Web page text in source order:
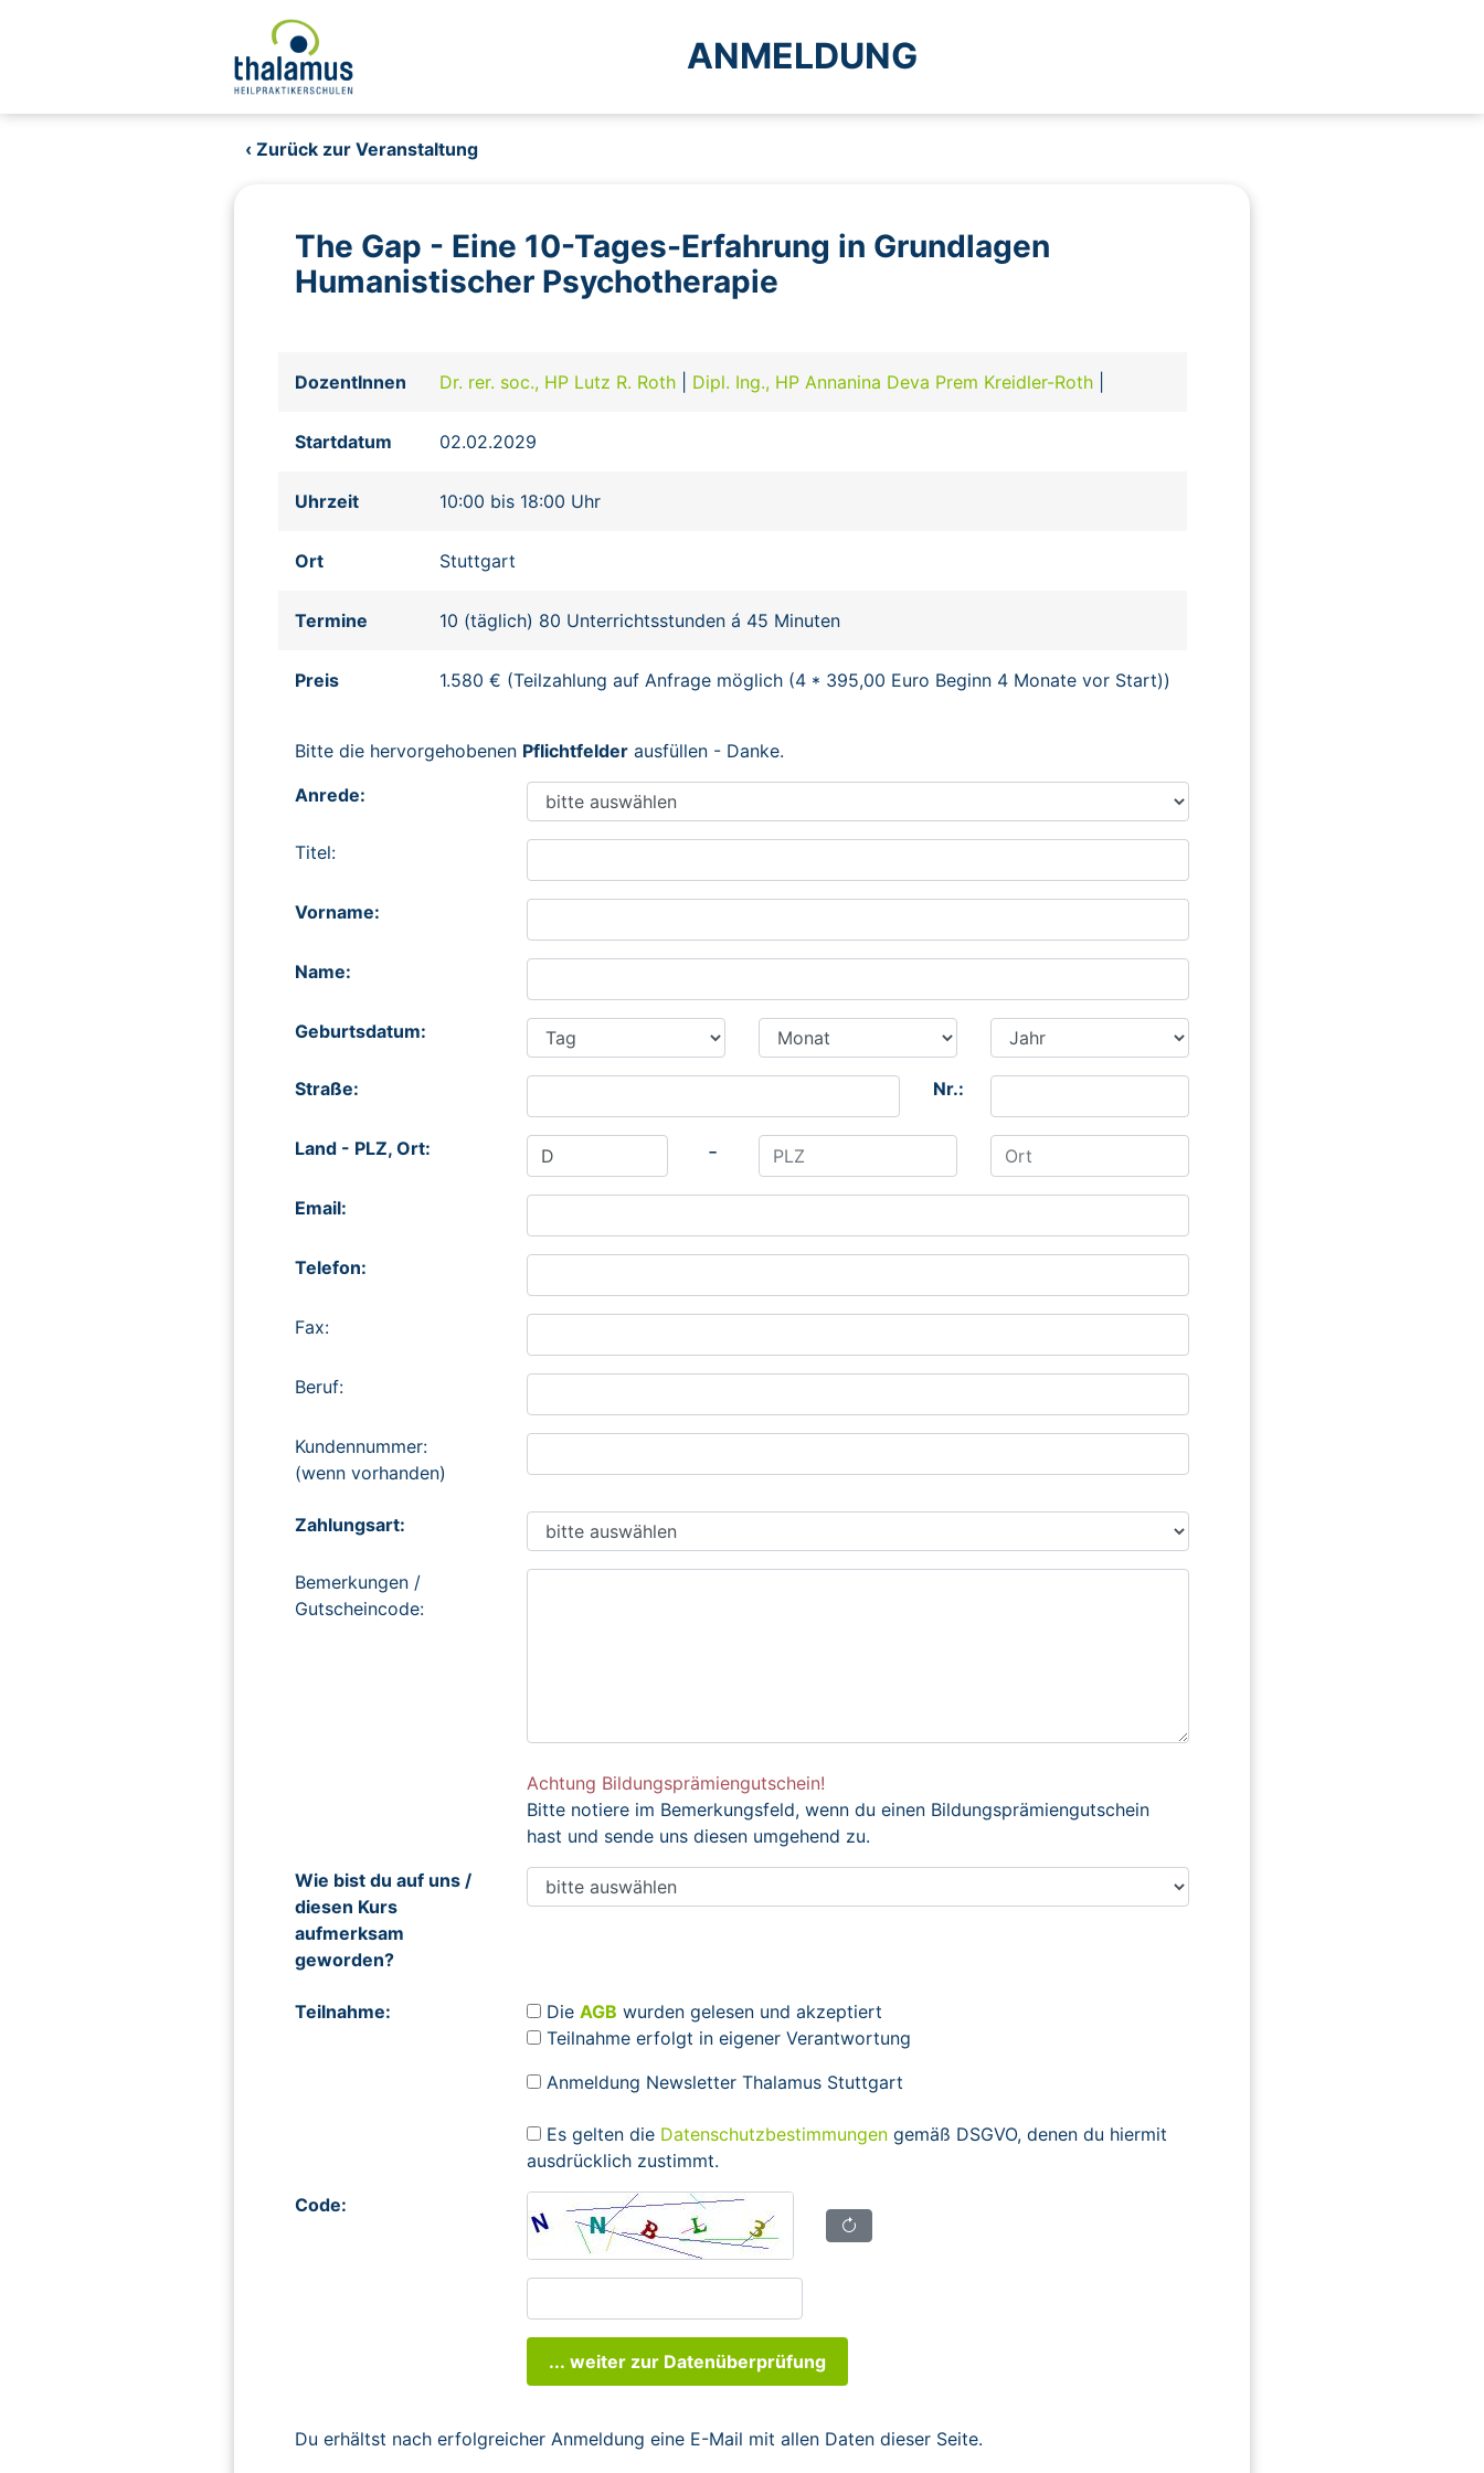
ANMELDUNG
‹ Zurück zur Veranstaltung
The Gap - Eine 10-Tages-Erfahrung in Grundlagen
Humanistischer Psychotherapie
DozentInnen Dr. rer. soc., HP Lutz R. Roth Dipl. Ing., HP Annanina Deva Prem Kreidler-Roth
Startdatum 02.02.2029
Uhrzeit 10:00 bis 18:00 Uhr
Ort Stuttgart
Termine 10 (täglich) 80 Unterrichtsstunden á 45 Minuten
Preis 1.580 € (Teilzahlung auf Anfrage möglich (4 * 395,00 Euro Beginn 4 Monate vor Start))
Bitte die hervorgehobenen Pflichtfelder ausfüllen - Danke.
Anrede:
Titel:
Vorname:
Name:
Geburtsdatum:
Straße: Nr.:
Land - PLZ, Ort: -
Email:
Telefon:
Fax:
Beruf:
Kundennummer:
(wenn vorhanden)
Zahlungsart:
Bemerkungen /
Gutscheincode:
Achtung Bildungsprämiengutschein!
Bitte notiere im Bemerkungsfeld, wenn du einen Bildungsprämiengutschein
hast und sende uns diesen umgehend zu.
Wie bist du auf uns /
diesen Kurs
aufmerksam
geworden?
Teilnahme: Die AGB wurden gelesen und akzeptiert
Teilnahme erfolgt in eigener Verantwortung
Anmeldung Newsletter Thalamus Stuttgart
Es gelten die Datenschutzbestimmungen gemäß DSGVO, denen du hiermit
ausdrücklich zustimmt.
Code:
... weiter zur Datenüberprüfung
Du erhältst nach erfolgreicher Anmeldung eine E-Mail mit allen Daten dieser Seite.